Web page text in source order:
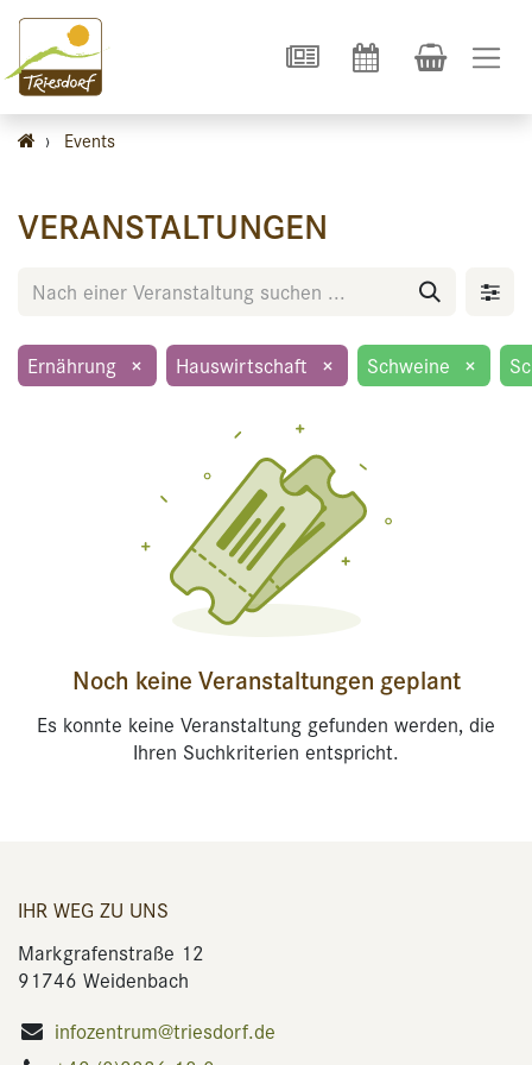
› Events
VERANSTALTUNGEN
Ernährung × Hauswirtschaft × Schweine ×
Noch keine Veranstaltungen geplant
Es konnte keine Veranstaltung gefunden werden, die
Ihren Suchkriterien entspricht.
IHR WEG ZU UNS
Markgrafenstraße 12
91746 Weidenbach
infozentrum@triesdorf.de